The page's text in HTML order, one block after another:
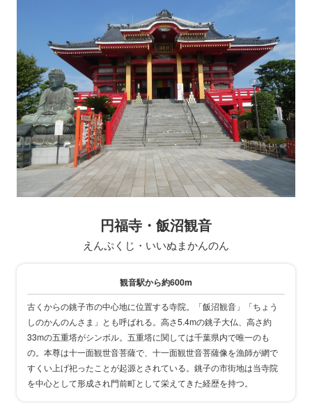
円福寺・飯沼観音
えんぷくじ・いいぬまかんのん
観音駅から約600m
古くからの銚子市の中心地に位置する寺院。「飯沼観音」「ちょう
しのかんのんさま」とも呼ばれる。高さ5.4mの銚子大仏、高さ約
33mの五重塔がシンボル。五重塔に関しては千葉県内で唯一のも
の。本尊は十一面観世音菩薩で、十一面観世音菩薩像を漁師が網で
すくい上げ祀ったことが起源とされている。銚子の市街地は当寺院
を中心として形成され門前町として栄えてきた経歴を持つ。